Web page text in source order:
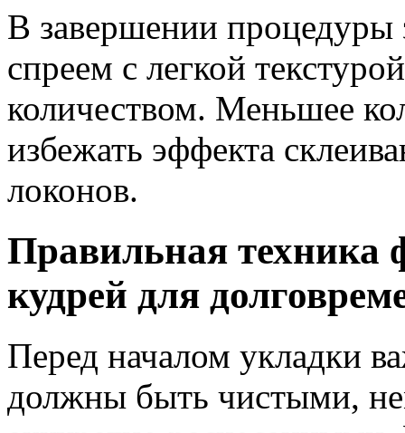
В завершении
спреем с легкой
количеством. Меньшее
избежать эффекта
локонов.
Правильная техника
кудрей для
Перед началом укладки
должны быть чистыми,